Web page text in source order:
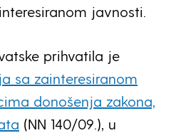
javnosti.
prihvatila je
sa zainteresiranom
donošenja zakona,
(NN 140/09.), u